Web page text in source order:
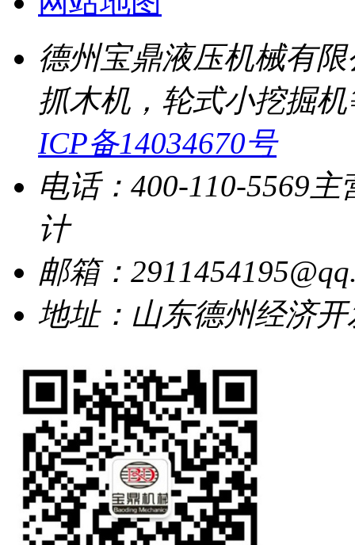
德州宝鼎液压机械有
抓木机，轮式小挖掘
ICP备14034670号
电话：400-110-5569 主
计
邮箱：
地址：山东德州经济